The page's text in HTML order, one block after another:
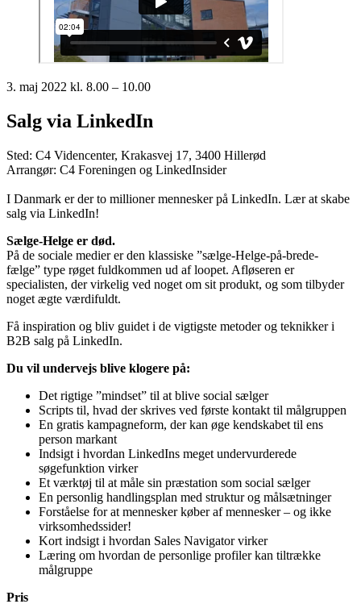
3. maj 2022 kl. 8.00 – 10.00
Salg via LinkedIn
Sted: C4 Videncenter, Krakasvej 17, 3400 Hillerød
Arrangør: C4 Foreningen og LinkedInsider
I Danmark er der to millioner mennesker på LinkedIn. Lær at skabe
salg via LinkedIn!
Sælge-Helge er død.
På de sociale medier er den klassiske ”sælge-Helge-på-brede-
fælge” type røget fuldkommen ud af loopet. Afløseren er
specialisten, der virkelig ved noget om sit produkt, og som tilbyder
noget ægte værdifuldt.
Få inspiration og bliv guidet i de vigtigste metoder og teknikker i
B2B salg på LinkedIn.
Du vil undervejs blive klogere på:
Det rigtige ”mindset” til at blive social sælger
Scripts til, hvad der skrives ved første kontakt til målgruppen
En gratis kampagneform, der kan øge kendskabet til ens
person markant
Indsigt i hvordan LinkedIns meget undervurderede
søgefunktion virker
Et værktøj til at måle sin præstation som social sælger
En personlig handlingsplan med struktur og målsætninger
Forståelse for at mennesker køber af mennesker – og ikke
virksomhedssider!
Kort indsigt i hvordan Sales Navigator virker
Læring om hvordan de personlige profiler kan tiltrække
målgruppe
Pris